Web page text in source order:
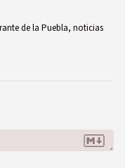
de la Puebla noticias